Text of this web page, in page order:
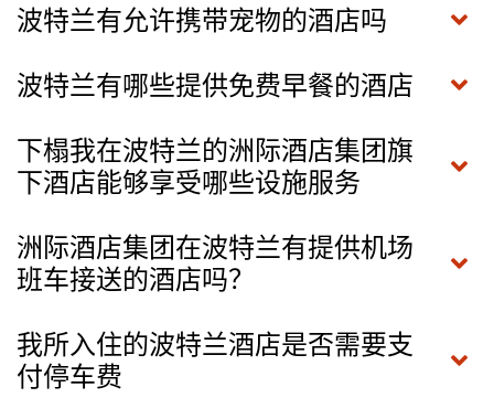
波特兰有允许携带宠物的酒店吗
波特兰有哪些提供免费早餐的酒店
下榻我在波特兰的洲际酒店集团旗
下酒店能够享受哪些设施服务
洲际酒店集团在波特兰有提供机场
班车接送的酒店吗？
我所入住的波特兰酒店是否需要支
付停车费